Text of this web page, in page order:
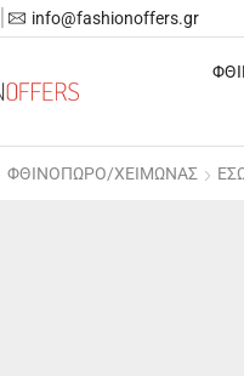
info@fashionoffers.gr
ΦΘΙΝΟΠΩΡΟ/ΧΕΙΜΩΝΑΣ